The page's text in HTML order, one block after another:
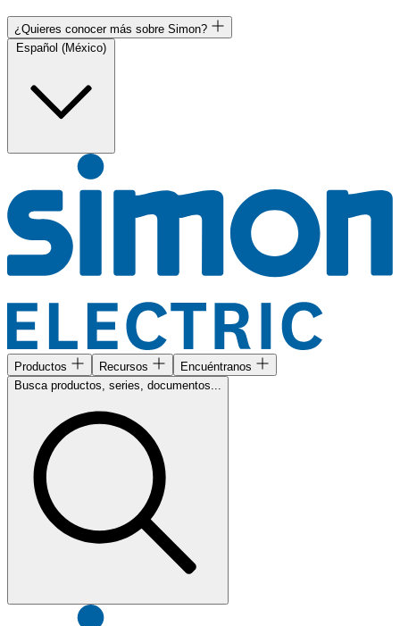
¿Quieres conocer más sobre Simon?
Productos Recursos
Encuéntranos
Busca productos, series, documentos...